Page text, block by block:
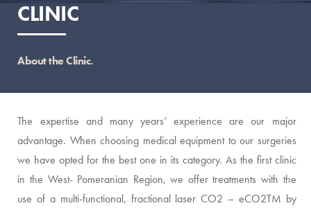
CLINIC
About the Clinic.
The expertise and many years’ experience are our major
advantage. When choosing medical equipment to our surgeries
we have opted for the best one in its category. As the first clinic
in the West- Pomeranian Region, we offer treatments with the
use of a multi-functional, fractional laser CO2 – eCO2TM by